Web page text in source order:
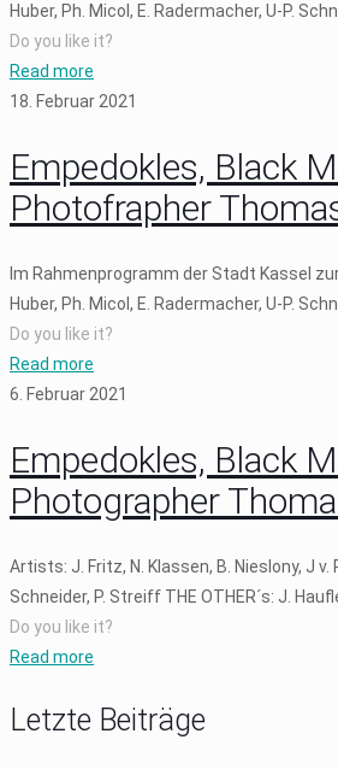
Huber, Ph. Micol, E. Radermacher, U-P.
Do you like it?
Read more
18. Februar 2021
Empedokles, Black
Photofrapher
Im Rahmenprogramm der Stadt Kassel
Huber, Ph. Micol, E. Radermacher, U-P.
Do you like it?
Read more
6. Februar 2021
Empedokles, Black
Photographer
Artists: J. Fritz, N. Klassen, B. Nieslony, J v.
Schneider, P. Streiff THE OTHER´s: J.
Do you like it?
Read more
Letzte Beiträge